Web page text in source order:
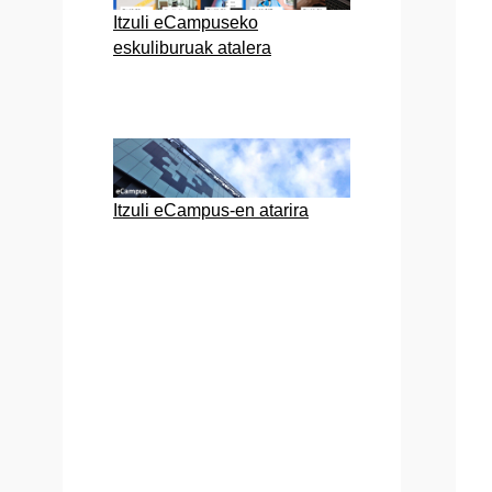
Itzuli eCampuseko
eskuliburuak atalera
Itzuli eCampus-en atarira